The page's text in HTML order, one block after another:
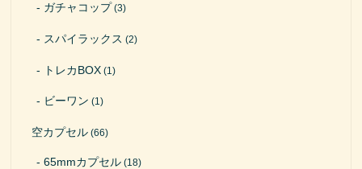
ガチャコップ(3)
スパイラックス (2)
トレカBOX (1)
ビーワン (1)
空カプセル (66)
65mmカプセル (18)